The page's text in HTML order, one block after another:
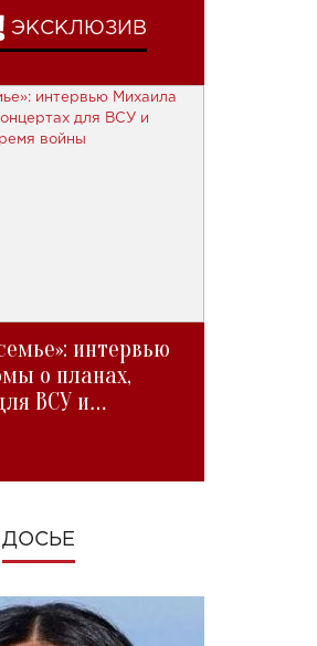
ЭКСКЛЮЗИВ
интервью
о планах,
ВСУ и
ДОСЬЕ